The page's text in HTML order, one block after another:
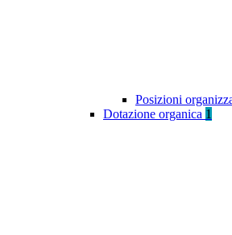
Posizioni
Dotazione organica 1